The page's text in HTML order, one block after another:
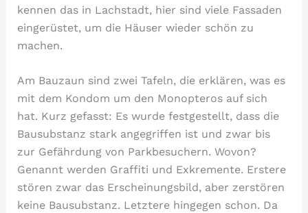
kennen das in Lachstadt, hier sind viele Fassaden
eingerüstet, um die Häuser wieder schön zu
machen.
Am Bauzaun sind zwei Tafeln, die erklären, was es
mit dem Kondom um den Monopteros auf sich
hat. Kurz gefasst: Es wurde festgestellt, dass die
Bausubstanz stark angegriffen ist und zwar bis
zur Gefährdung von Parkbesuchern. Wovon?
Genannt werden Graffiti und Exkremente. Erstere
stören zwar das Erscheinungsbild, aber zerstören
keine Bausubstanz. Letztere hingegen schon. Da